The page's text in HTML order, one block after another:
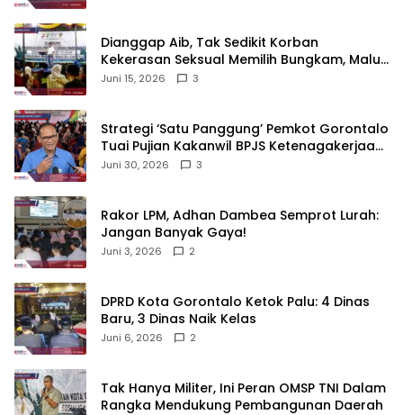
‎Dianggap Aib, Tak Sedikit Korban
Kekerasan Seksual Memilih Bungkam, Malu
untuk Melapor!‎
Juni 15, 2026 3
Strategi ‘Satu Panggung’ Pemkot Gorontalo
Tuai Pujian Kakanwil BPJS Ketenagakerjaan
Sulama‎‎
Juni 30, 2026 3
‎Rakor LPM, Adhan Dambea Semprot Lurah:
Jangan Banyak Gaya!‎
Juni 3, 2026 2
‎DPRD Kota Gorontalo Ketok Palu: 4 Dinas
Baru, 3 Dinas Naik Kelas
Juni 6, 2026 2
‎Tak Hanya Militer, Ini Peran OMSP TNI Dalam
Rangka Mendukung Pembangunan Daerah